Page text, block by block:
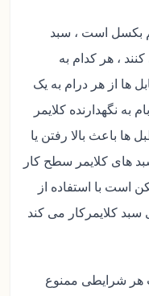
بکسل است ، سبد
، هر کدام به
ها از هر درام به یک
نگهدارنده کلایمر
باعث بالا رفتن یا
های کلایمر سطح کار
است با استفاده از
کلایمرکار می کند
هر شرایطی ممنوع